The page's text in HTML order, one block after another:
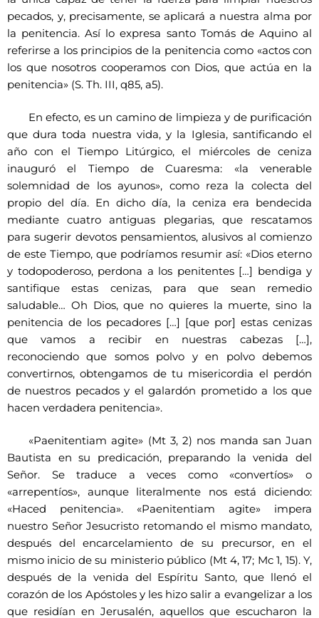
pecados, y, precisamente, se aplicará a nuestra alma por
la penitencia. Así lo expresa santo Tomás de Aquino al
referirse a los principios de la penitencia como «actos con
los que nosotros cooperamos con Dios, que actúa en la
penitencia» (S. Th. III, q85, a5).
En efecto, es un camino de limpieza y de purificación
que dura toda nuestra vida, y la Iglesia, santificando el
año con el Tiempo Litúrgico, el miércoles de ceniza
inauguró el Tiempo de Cuaresma: «la venerable
solemnidad de los ayunos», como reza la colecta del
propio del día. En dicho día, la ceniza era bendecida
mediante cuatro antiguas plegarias, que rescatamos
para sugerir devotos pensamientos, alusivos al comienzo
de este Tiempo, que podríamos resumir así: «Dios eterno
y todopoderoso, perdona a los penitentes […] bendiga y
santifique estas cenizas, para que sean remedio
saludable… Oh Dios, que no quieres la muerte, sino la
penitencia de los pecadores […] [que por] estas cenizas
que vamos a recibir en nuestras cabezas […],
reconociendo que somos polvo y en polvo debemos
convertirnos, obtengamos de tu misericordia el perdón
de nuestros pecados y el galardón prometido a los que
hacen verdadera penitencia».
«Paenitentiam agite» (Mt 3, 2) nos manda san Juan
Bautista en su predicación, preparando la venida del
Señor. Se traduce a veces como «convertíos» o
«arrepentíos», aunque literalmente nos está diciendo:
«Haced penitencia». «Paenitentiam agite» impera
nuestro Señor Jesucristo retomando el mismo mandato,
después del encarcelamiento de su precursor, en el
mismo inicio de su ministerio público (Mt 4, 17; Mc 1, 15). Y,
después de la venida del Espíritu Santo, que llenó el
corazón de los Apóstoles y les hizo salir a evangelizar a los
que residían en Jerusalén, aquellos que escucharon la